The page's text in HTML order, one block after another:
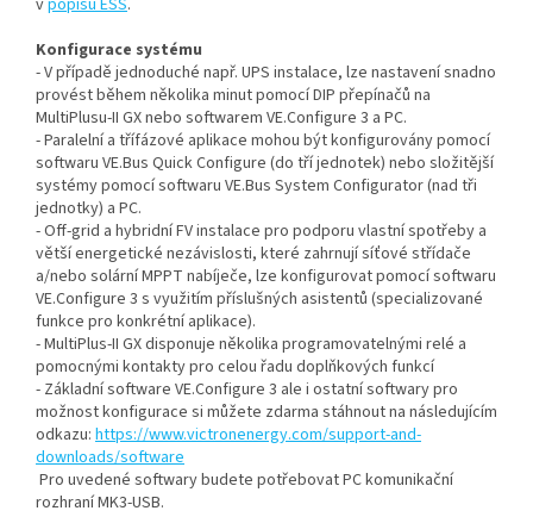
vpopisu ESS.
Konfigurace systému
- V případě jednoduché např. UPS instalace, lze nastavení snadno
provést během několika minut pomocí DIP přepínačů na
MultiPlusu-II GX nebo softwarem VE.Configure 3 a PC.
- Paralelní a třífázové aplikace mohou být konfigurovány pomocí
softwaru VE.Bus Quick Configure (do tří jednotek) nebo složitější
systémy pomocí softwaru VE.Bus System Configurator (nad tři
jednotky) a PC.
- Off-grid a hybridní FV instalace pro podporu vlastní spotřeby a
větší energetické nezávislosti, které zahrnují síťové střídače
a/nebo solární MPPT nabíječe, lze konfigurovat pomocí softwaru
VE.Configure 3 s využitím příslušných asistentů (specializované
funkce pro konkrétní aplikace).
- MultiPlus-II GX disponuje několika programovatelnými relé a
pomocnými kontakty pro celou řadu doplňkových funkcí
- Základní software VE.Configure 3 ale i ostatní softwary pro
možnost konfigurace si můžete zdarma stáhnout na následujícím
odkazu: https://www.victronenergy.com/support-and-
downloads/software
Pro uvedené softwary budete potřebovat PC komunikační
rozhraní MK3-USB.